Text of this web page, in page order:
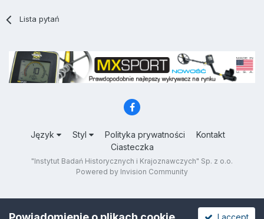
Lista pytań
Język Styl Polityka prywatności
Kontakt
Ciasteczka
"Instytut Badań Historycznych i Krajoznawczych" Sp. z o.o.
Powered by Invision Community
I accept